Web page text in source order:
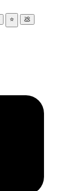
⭐ 💩